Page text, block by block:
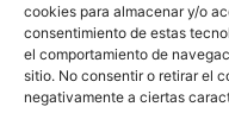
cookies para almacenar y/o
consentimiento de estas
el comportamiento de
sitio. No consentir o retirar el
negativamente a ciertas
Contáctanos: